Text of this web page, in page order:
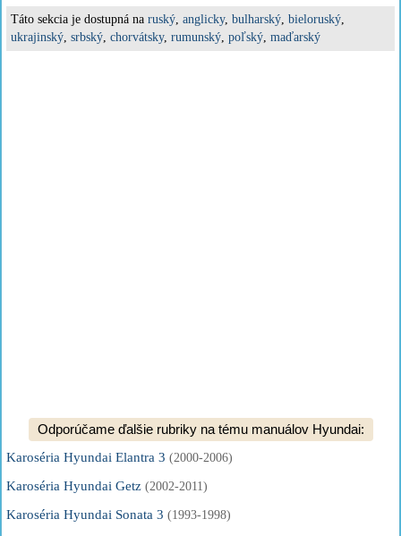
Táto sekcia je dostupná na ruský, anglicky, bulharský, bieloruský,
ukrajinský, srbský, chorvátsky, rumunský, poľský, maďarský
Odporúčame ďalšie rubriky na tému manuálov Hyundai:
Karoséria Hyundai Elantra 3 (2000-2006)
Karoséria Hyundai Getz (2002-2011)
Karoséria Hyundai Sonata 3 (1993-1998)